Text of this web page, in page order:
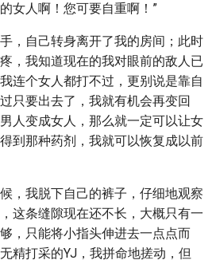
女人啊！您可要自重啊！”
，自己转身离开了我的房间；此时
，我知道现在的我对眼前的敌人已
连个女人都打不过，更别说是靠自
只要出去了，我就有机会再变回
人变成女人，那么就一定可以让女
到那种药剂，我就可以恢复成以前
，我脱下自己的裤子，仔细地观察
这条缝隙现在还不长，大概只有一
，只能将小指头伸进去一点点而
精打采的YJ，我拼命地搓动，但